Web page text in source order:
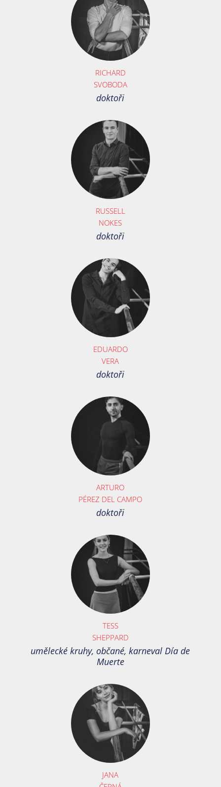
RICHARD
SVOBODA
doktoři
RUSSELL
NOKES
doktoři
EDUARDO
VERA
doktoři
ARTURO
PÉREZ DEL CAMPO
doktoři
TESS
SHEPPARD
umělecké kruhy, občané, karneval Día de
Muerte
JANA